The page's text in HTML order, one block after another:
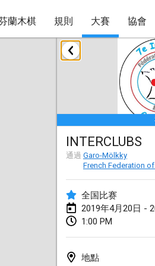
蘭木棋 規則 大賽 協會
INTERCLUBS
通過 Garo-Mölkky
French Federation
全国比赛
2019年4月20日 -
1:00 PM
地點
2019年1月
New Year's
2019年1月1日|
Tournoi Mixte
2019年1月20日
Tournoi d'Hiver
2019年1月26日
Liekki Cup
2019年1月26日